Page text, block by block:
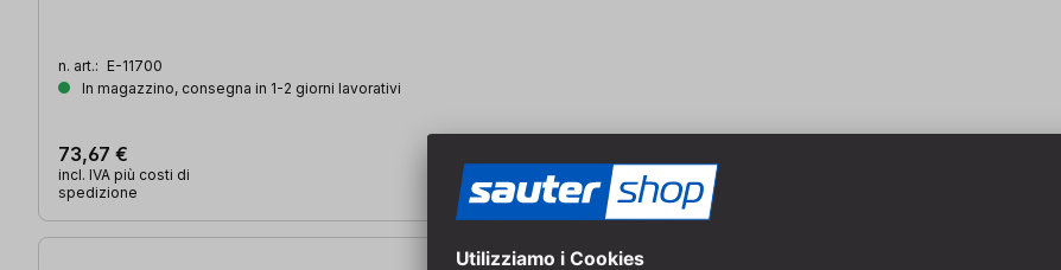
n. art.: E-11700
In magazzino, consegna in 1-2 giorni lavorativi
73,67 €
incl. IVA più costi di
spedizione